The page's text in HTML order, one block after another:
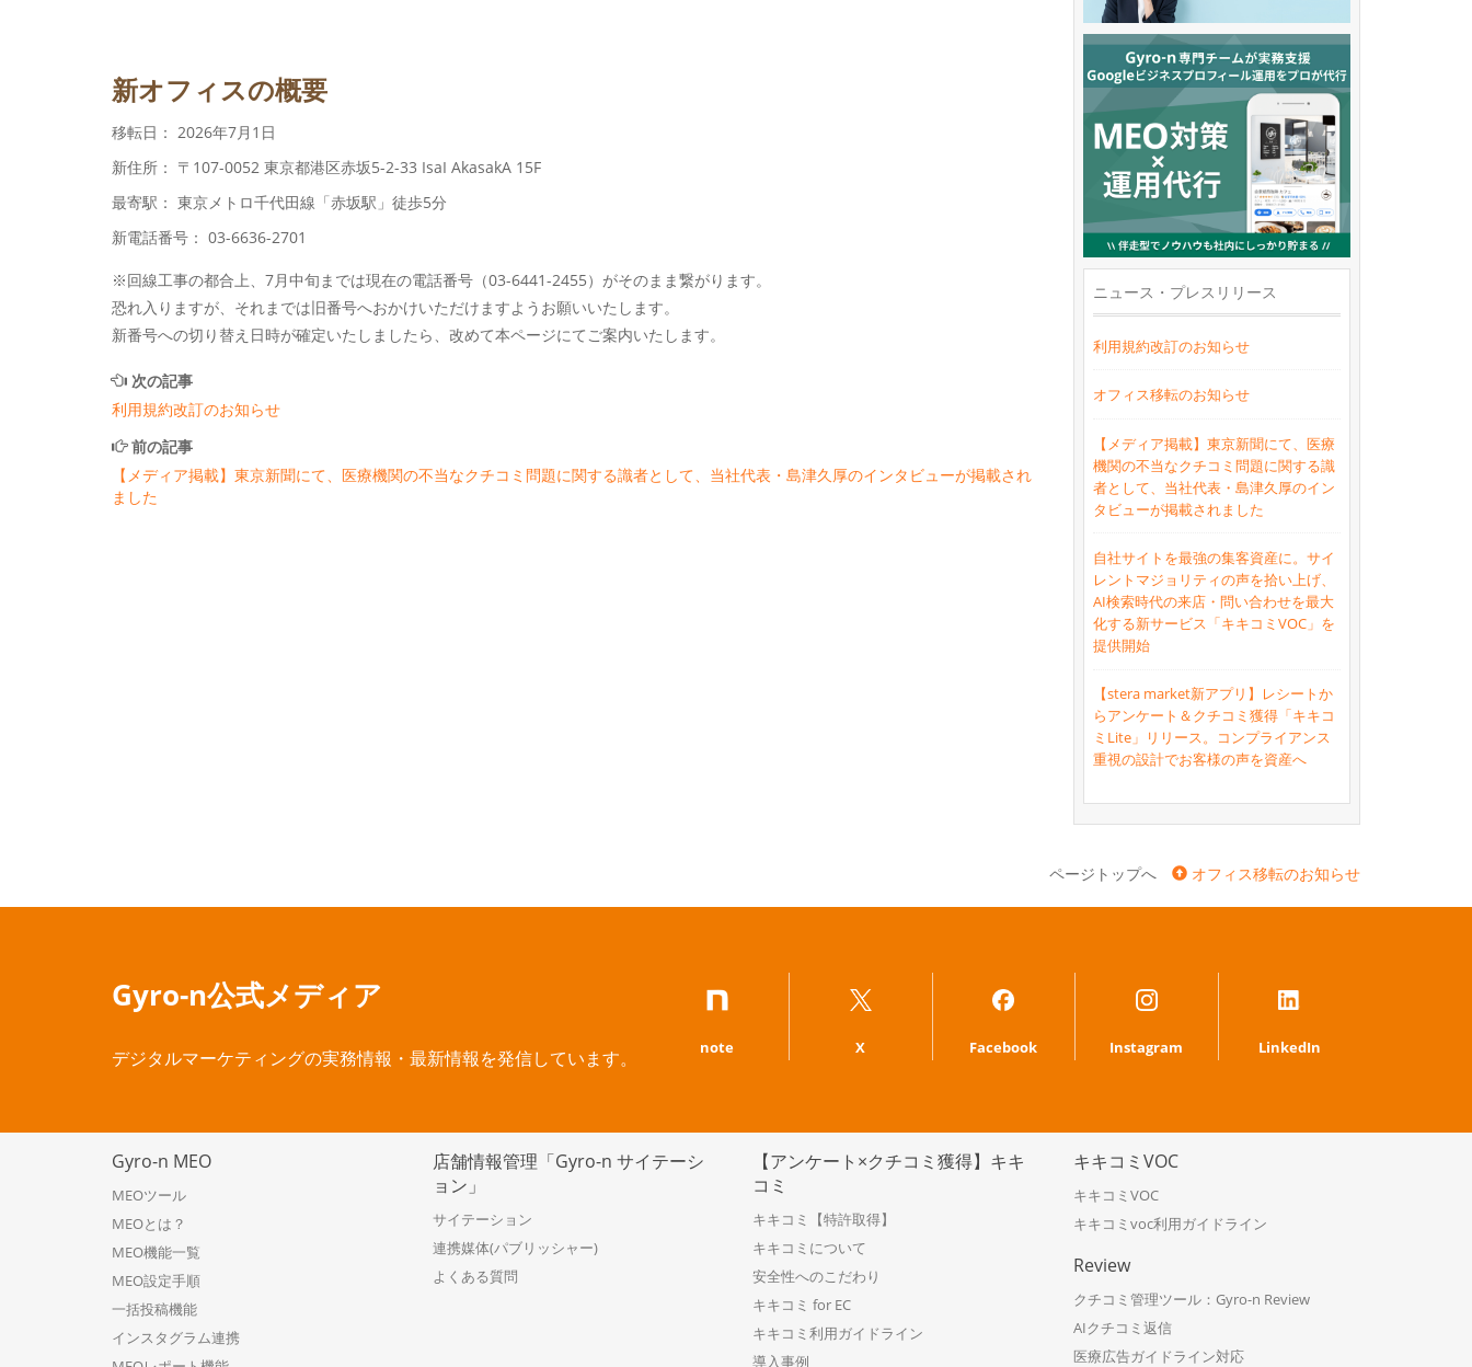
新オフィスの概要
移転日： 2026年7月1日
新住所： 〒107-0052 東京都港区赤坂5-2-33 IsaI AkasakA 15F
最寄駅： 東京メトロ千代田線「赤坂駅」徒歩5分
新電話番号： 03-6636-2701
※回線工事の都合上、7月中旬までは現在の電話番号（03-6441-2455）がそのまま繋がります。
恐れ入りますが、それまでは旧番号へおかけいただけますようお願いいたします。
新番号への切り替え日時が確定いたしましたら、改めて本ページにてご案内いたします。
次の記事
利用規約改訂のお知らせ
前の記事
【メディア掲載】東京新聞にて、医療機関の不当なクチコミ問題に関する識者として、当社代表・島津久厚のインタビューが掲載され
ました
ニュース・プレスリリース
利用規約改訂のお知らせ
オフィス移転のお知らせ
【メディア掲載】東京新聞にて、医療
機関の不当なクチコミ問題に関する識
者として、当社代表・島津久厚のイン
タビューが掲載されました
自社サイトを最強の集客資産に。サイ
レントマジョリティの声を拾い上げ、
AI検索時代の来店・問い合わせを最大
化する新サービス「キキコミVOC」を
提供開始
【stera market新アプリ】レシートか
らアンケート＆クチコミ獲得「キキコ
ミLite」リリース。コンプライアンス
重視の設計でお客様の声を資産へ
ページトップへ オフィス移転のお知らせ
Gyro-n公式メディア
デジタルマーケティングの実務情報・最新情報を発信しています。 note X Facebook Instagram LinkedIn
Gyro-n MEO
MEOツール
MEOとは？
MEO機能一覧
MEO設定手順
一括投稿機能
インスタグラム連携
店舗情報管理「Gyro-n サイテーシ
ョン」
サイテーション
連携媒体(パブリッシャー)
よくある質問
【アンケート×クチコミ獲得】キキ
コミ
キキコミ【特許取得】
キキコミについて
安全性へのこだわり
キキコミ for EC
キキコミ利用ガイドライン
導入事例
キキコミVOC
キキコミVOC
キキコミvoc利用ガイドライン
Review
クチコミ管理ツール：Gyro-n Review
AIクチコミ返信
医療広告ガイドライン対応